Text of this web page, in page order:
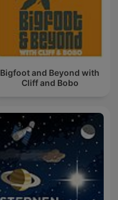
Bigfoot and Beyond with
Cliff and Bobo